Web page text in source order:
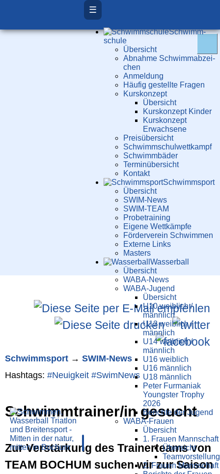
☰
Schwimm­
schule
Übersicht
Ab­nah­me Schwimm­ab­zei­
chen
Anmeldung
Häufig gestellte Fragen
Kurs­konzept
Übersicht
Kurskonzept Kinder
Kurskonzept
Erwachsene
Preis­über­sicht
Schwimm­schul­wett­kampf
Schwimm­bäder
Terminübersicht
Kontakt
Schwimm­sport
Übersicht
SWIM-News
SWIM-TEAM
Probe­training
Eigene Wettkämpfe
Förderverein Schwimmen
Externe Links
Masters
Wasser­ball
Übersicht
WABA-News
WABA-Jugend
Übersicht
U10 weiblich /
männlich
U12 weiblich /
männlich
U14 weiblich /
männlich
U16 weiblich
U16 männlich
U18 männlich
Peter Furmaniak
Youngster Trophy
2026
Berichte der Jugend
WABA-Frauen
Übersicht
1. Frauen Mannschaft
Übersicht
Teamvorstellung
2. Frauen Mannschaft
Schwimm­sport → SWIM-News
Hashtags: #Neuigkeit #SwimNews
Schwimmtrainer/in gesucht
Zur Verstärkung des Trainerteams von
TEAM BOCHUM suchen wir zur Saison